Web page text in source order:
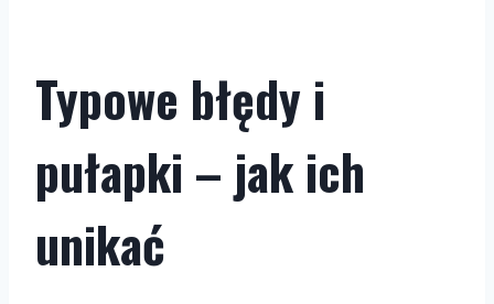
Typowe błędy i
pułapki – jak ich
unikać